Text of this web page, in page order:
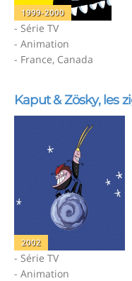
1999-2000
- Série TV
- Animation
- France, Canada
Kaput & Zösky, les
2002
- Série TV
- Animation